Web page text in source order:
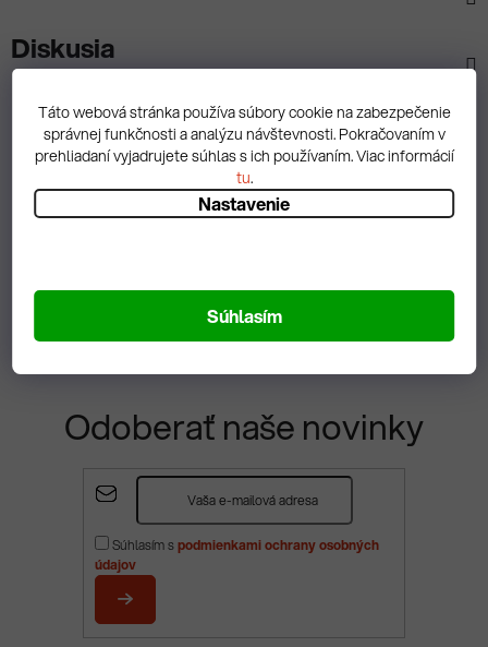
Táto webová stránka používa súbory cookie na zabezpečenie
správnej funkčnosti a analýzu návštevnosti. Pokračovaním v
prehliadaní vyjadrujete súhlas s ich používaním. Viac informácií
tu.
Nastavenie
Súhlasím
Diskusia
Spätná väzba
Odoberať naše novinky
Súhlasím spodmienkami ochrany osobných
údajov
PRIHLÁSIŤ